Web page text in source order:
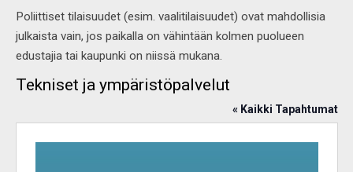
Poliittiset tilaisuudet (esim. vaalitilaisuudet) ovat mahdollisia
julkaista vain, jos paikalla on vähintään kolmen puolueen
edustajia tai kaupunki on niissä mukana.
Tekniset ja ympäristöpalvelut
« Kaikki Tapahtumat